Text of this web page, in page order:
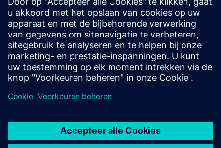
werkzaamheden. Het leren gaat verder na
de cursus met een lidmaatschap van één
jaar voor ons digitale leerplatform SITRAIN
access.
Overzicht